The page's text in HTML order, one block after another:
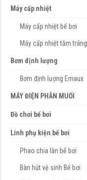
Máy cấp nhiệt
Máy cấp nhiệt bể bơi
Máy cấp nhiệt tắm tráng
Bơm định lượng
Bơm định lượng Emaux
MÁY ĐIỆN PHÂN MUỐI
Đồ chơi bể bơi
Linh phụ kiện bể bơi
Phao chia làn bể bơi
Bàn hút vệ sinh Bể bơi